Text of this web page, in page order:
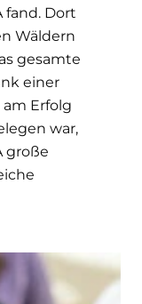
fand. Dort
Wäldern
gesamte
einer
Erfolg
war,
große